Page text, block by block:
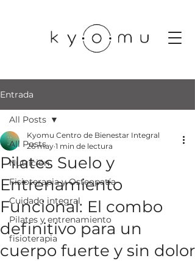
Entrada
All Posts
Nutrición
Fisioterapia y Osteopatía
Cuidado integral
Pilates y entrenamiento
fisioterapia
All Posts
Pilates Suelo y
Entrenamiento
Funcional: El combo
definitivo para un
cuerpo fuerte y sin dolor
Kyomu Centro de Bienestar Integral
26 may 1 min de lectura